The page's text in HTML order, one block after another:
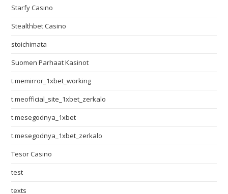
Starfy Casino
Stealthbet Casino
stoichimata
Suomen Parhaat Kasinot
t.memirror_1xbet_working
t.meofficial_site_1xbet_zerkalo
t.mesegodnya_1xbet
t.mesegodnya_1xbet_zerkalo
Tesor Casino
test
texts